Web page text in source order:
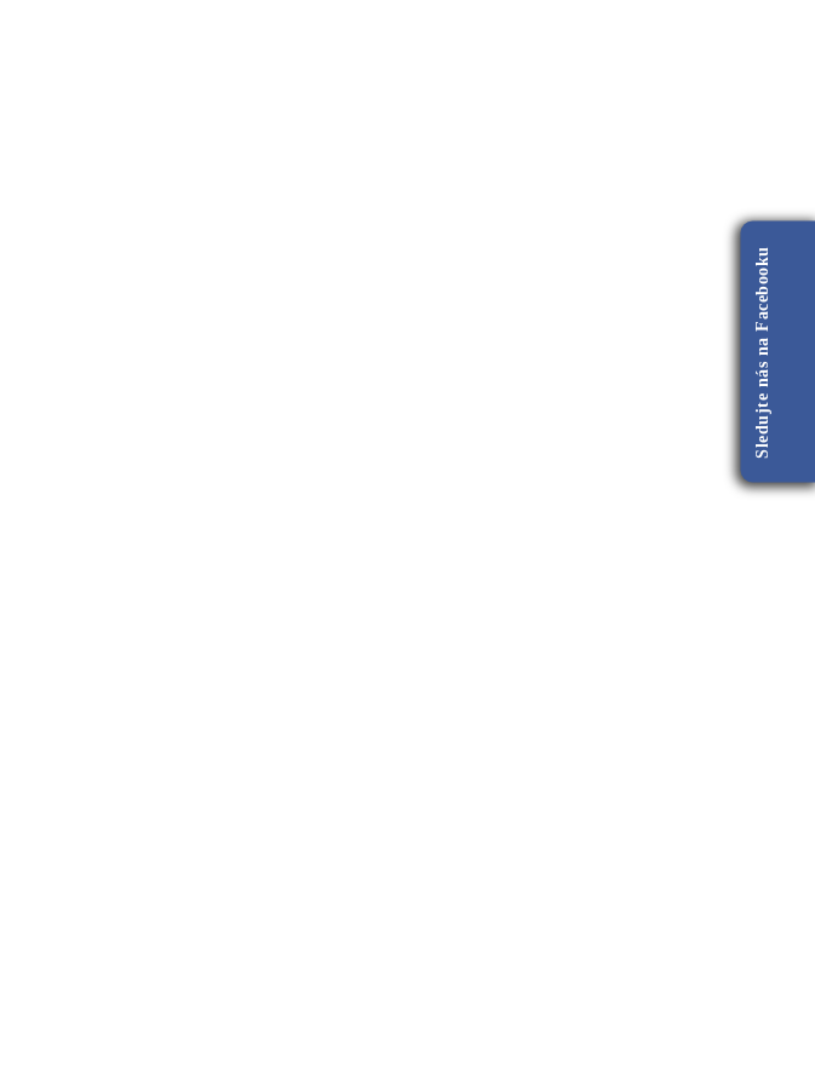
Sledujte nás na Facebooku